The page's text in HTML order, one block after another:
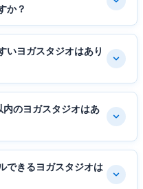
か？
いヨガスタジオはあり
のヨガスタジオはあ
できるヨガスタジオは